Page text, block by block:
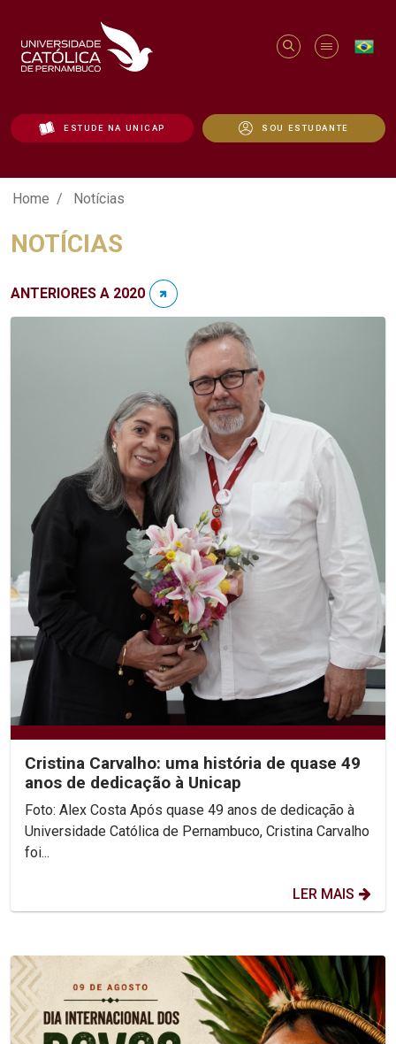
ESTUDE NA UNICAP SOU ESTUDANTE
Notícias - Unicap
Home Notícias
NOTÍCIAS
ANTERIORES A 2020
Cristina Carvalho: uma história de quase 49
anos de dedicação à Unicap
Foto: Alex Costa Após quase 49 anos de dedicação à
Universidade Católica de Pernambuco, Cristina Carvalho
foi...
LER MAIS